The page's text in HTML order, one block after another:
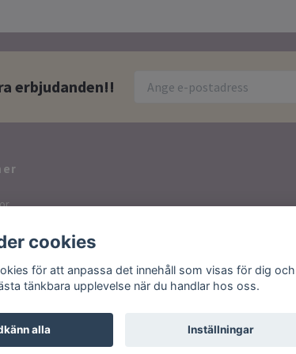
erbjudanden!!
cookies
för att anpassa det innehåll som visas för dig
tänkbara upplevelse när du handlar hos oss.
alla Inställningar